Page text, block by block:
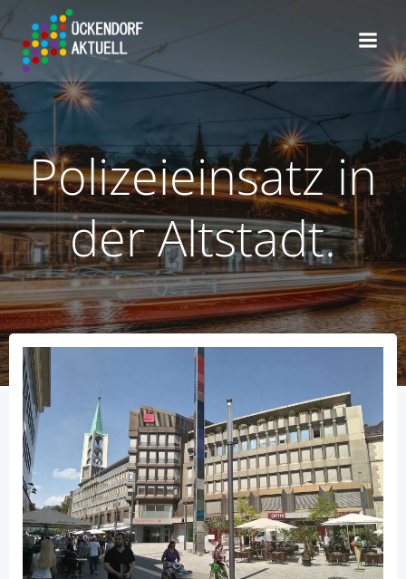
Polizeieinsatz in
der Altstadt.